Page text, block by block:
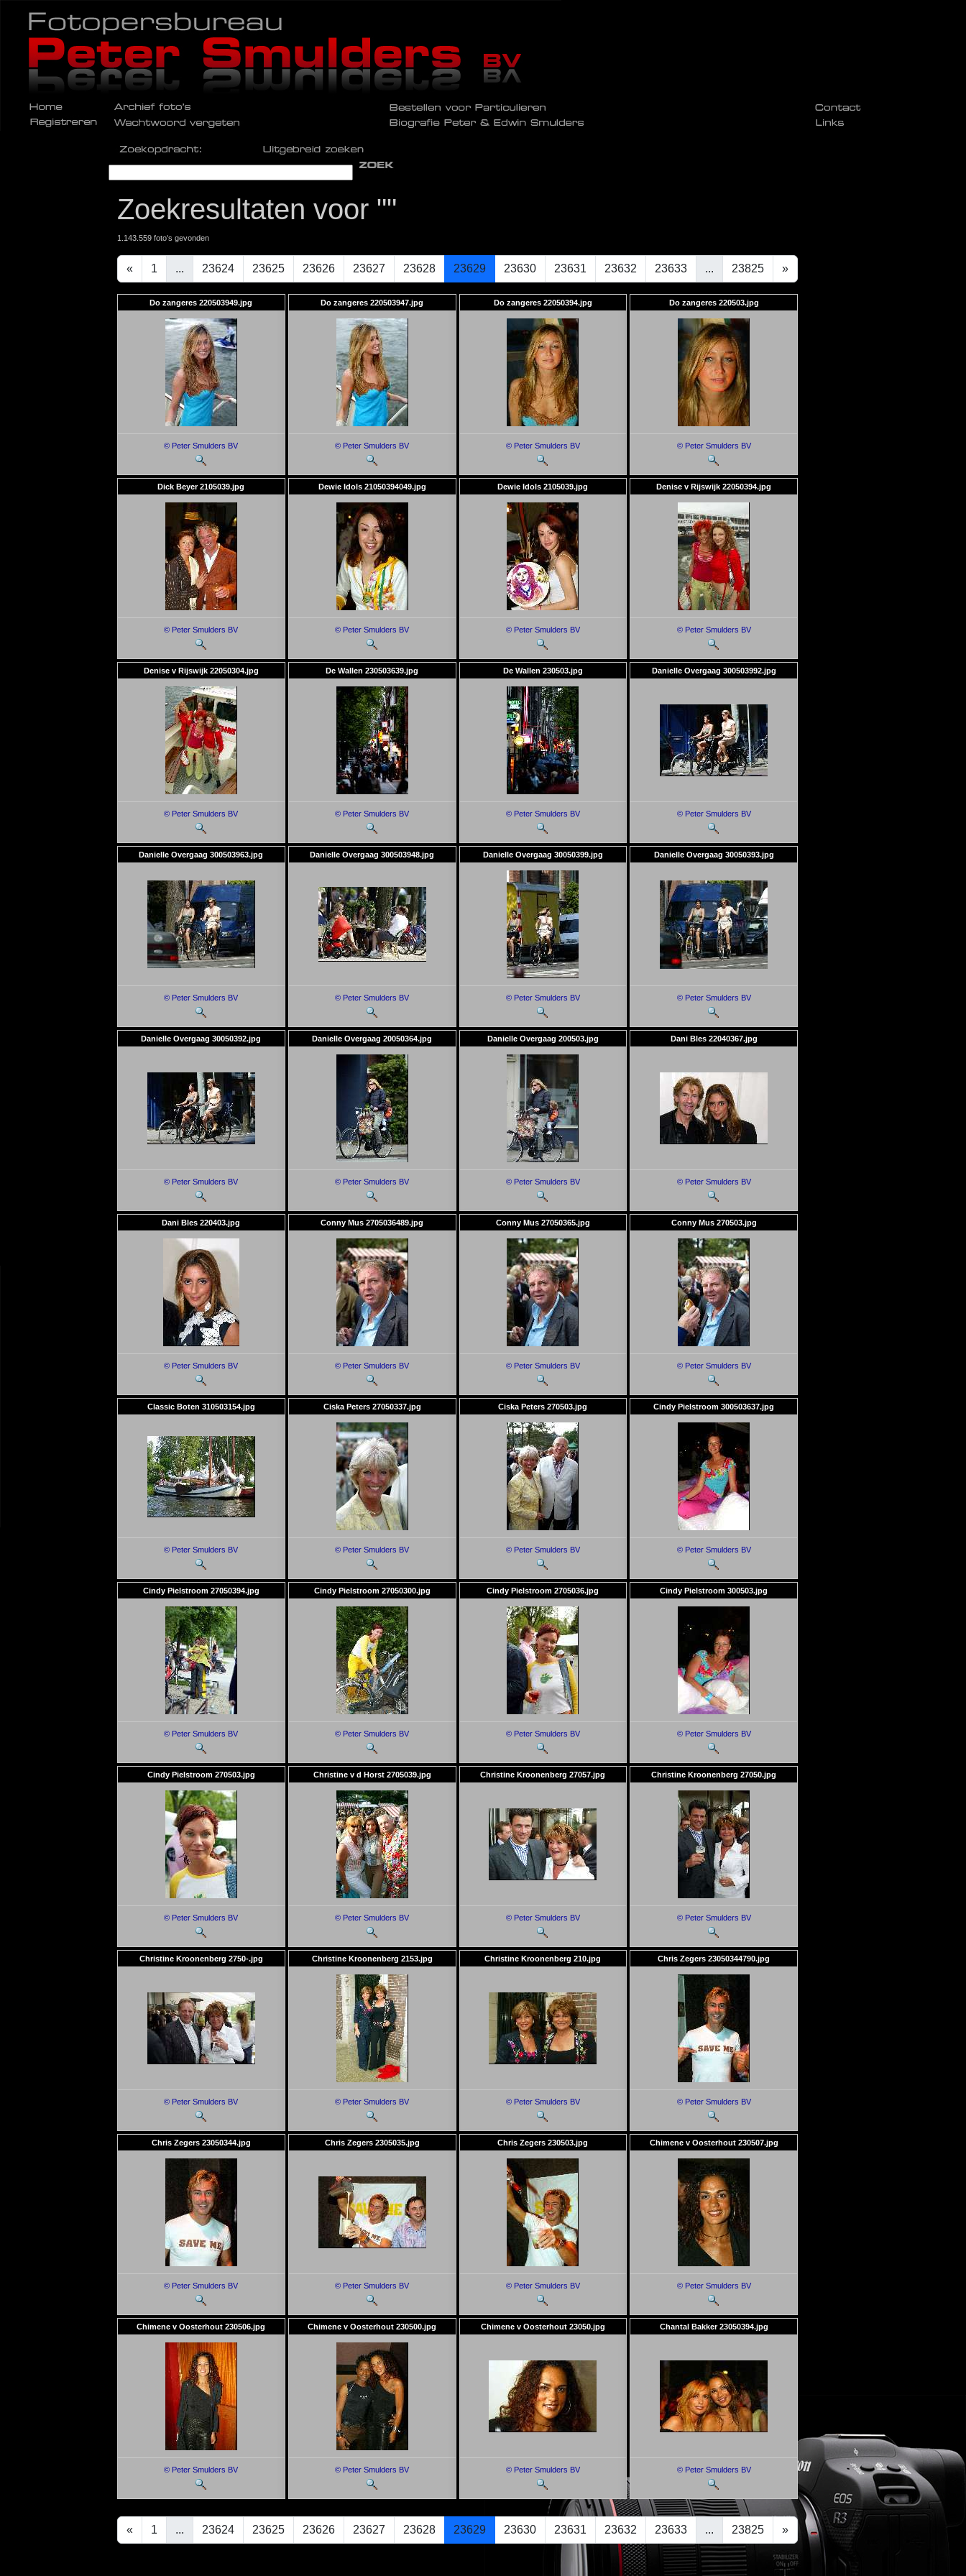
Zoekresultaten voor ""
1.143.559 foto's gevonden
« 1 ... 23624 23625 23626 23627 23628 23629 23630 23631 23632 23633 ... 23825 »
Do zangeres 220503949.jpg
© Peter Smulders BV
Do zangeres 220503947.jpg
© Peter Smulders BV
Do zangeres 22050394.jpg
© Peter Smulders BV
Do zangeres 220503.jpg
© Peter Smulders BV
Dick Beyer 2105039.jpg
© Peter Smulders BV
Dewie Idols 21050394049.jpg
© Peter Smulders BV
Dewie Idols 2105039.jpg
© Peter Smulders BV
Denise v Rijswijk 22050394.jpg
© Peter Smulders BV
Denise v Rijswijk 22050304.jpg
© Peter Smulders BV
De Wallen 230503639.jpg
© Peter Smulders BV
De Wallen 230503.jpg
© Peter Smulders BV
Danielle Overgaag 300503992.jpg
© Peter Smulders BV
Danielle Overgaag 300503963.jpg
© Peter Smulders BV
Danielle Overgaag 300503948.jpg
© Peter Smulders BV
Danielle Overgaag 30050399.jpg
© Peter Smulders BV
Danielle Overgaag 30050393.jpg
© Peter Smulders BV
Danielle Overgaag 30050392.jpg
© Peter Smulders BV
Danielle Overgaag 20050364.jpg
© Peter Smulders BV
Danielle Overgaag 200503.jpg
© Peter Smulders BV
Dani Bles 22040367.jpg
© Peter Smulders BV
Dani Bles 220403.jpg
© Peter Smulders BV
Conny Mus 2705036489.jpg
© Peter Smulders BV
Conny Mus 27050365.jpg
© Peter Smulders BV
Conny Mus 270503.jpg
© Peter Smulders BV
Classic Boten 310503154.jpg
© Peter Smulders BV
Ciska Peters 27050337.jpg
© Peter Smulders BV
Ciska Peters 270503.jpg
© Peter Smulders BV
Cindy Pielstroom 300503637.jpg
© Peter Smulders BV
Cindy Pielstroom 27050394.jpg
© Peter Smulders BV
Cindy Pielstroom 27050300.jpg
© Peter Smulders BV
Cindy Pielstroom 2705036.jpg
© Peter Smulders BV
Cindy Pielstroom 300503.jpg
© Peter Smulders BV
Cindy Pielstroom 270503.jpg
© Peter Smulders BV
Christine v d Horst 2705039.jpg
© Peter Smulders BV
Christine Kroonenberg 27057.jpg
© Peter Smulders BV
Christine Kroonenberg 27050.jpg
© Peter Smulders BV
Christine Kroonenberg 2750-.jpg
© Peter Smulders BV
Christine Kroonenberg 2153.jpg
© Peter Smulders BV
Christine Kroonenberg 210.jpg
© Peter Smulders BV
Chris Zegers 23050344790.jpg
© Peter Smulders BV
Chris Zegers 23050344.jpg
© Peter Smulders BV
Chris Zegers 2305035.jpg
© Peter Smulders BV
Chris Zegers 230503.jpg
© Peter Smulders BV
Chimene v Oosterhout 230507.jpg
© Peter Smulders BV
Chimene v Oosterhout 230506.jpg
© Peter Smulders BV
Chimene v Oosterhout 230500.jpg
© Peter Smulders BV
Chimene v Oosterhout 23050.jpg
© Peter Smulders BV
Chantal Bakker 23050394.jpg
© Peter Smulders BV
« 1 ... 23624 23625 23626 23627 23628 23629 23630 23631 23632 23633 ... 23825 »